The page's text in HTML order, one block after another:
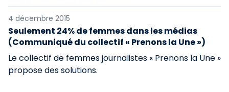
4 décembre 2015
Seulement 24% de femmes dans les médias
(Communiqué du collectif « Prenons la Une »)
Le collectif de femmes journalistes « Prenons la Une »
propose des solutions.